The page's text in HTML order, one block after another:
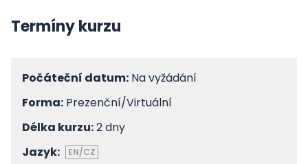
Termíny kurzu
Počáteční datum: Na vyžádání
Forma: Prezenční/Virtuální
Délka kurzu:2 dny
Jazyk:
EN/CZ